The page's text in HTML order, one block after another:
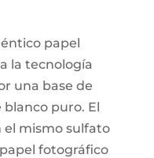
papel
la tecnología
una base de
blanco puro. El
el mismo sulfato
fotográfico